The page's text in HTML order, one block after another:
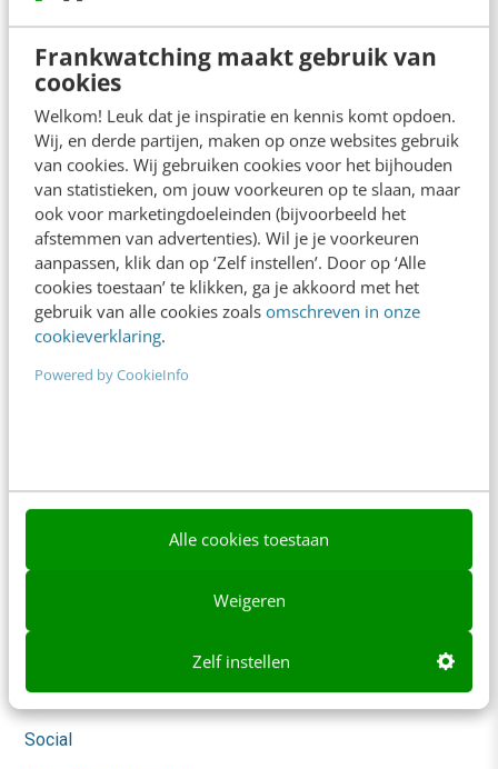
Frankwatching maakt gebruik van
cookies
Welkom! Leuk dat je inspiratie en kennis komt opdoen.
Wij, en derde partijen, maken op onze websites gebruik
van cookies. Wij gebruiken cookies voor het bijhouden
van statistieken, om jouw voorkeuren op te slaan, maar
ook voor marketingdoeleinden (bijvoorbeeld het
afstemmen van advertenties). Wil je je voorkeuren
aanpassen, klik dan op ‘Zelf instellen’. Door op ‘Alle
cookies toestaan’ te klikken, ga je akkoord met het
gebruik van alle cookies zoals omschreven in onze
cookieverklaring.
Powered by CookieInfo
Alle cookies toestaan
Weigeren
Zelf instellen
+31 30 200 1045
Tarieven
Frankwatching
Adverteren
Contact
Nieuwsbrieven
Over ons
AI & Tech
Marketing
Social